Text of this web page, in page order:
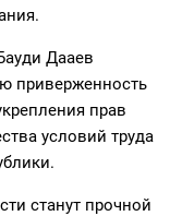
Дааев
приверженность
прав
условий труда
станут прочной